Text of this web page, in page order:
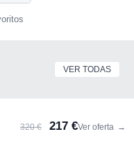
VER TODAS
320 € 217 €Ver oferta →